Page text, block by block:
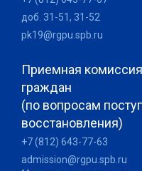
доб. 31-51, 31-52
pk19@rgpu.spb.ru
Приемная
граждан
(по вопросам
восстановления)
+7 (812) 643-77-63
admission@rgpu.spb.ru